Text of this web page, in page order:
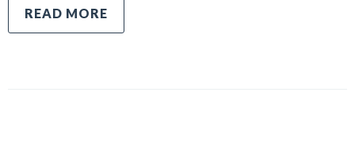
READ MORE